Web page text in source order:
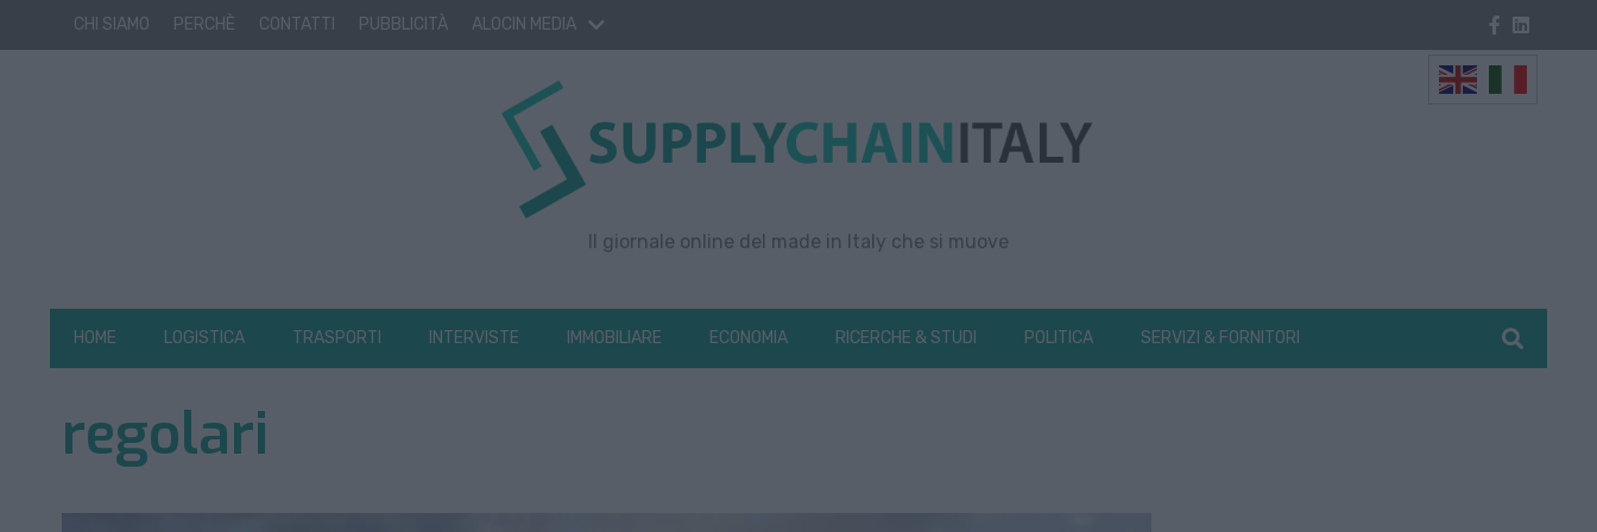
CHI SIAMO PERCHÈ CONTATTI PUBBLICITÀ ALOCIN MEDIA
Il giornale online del made in Italy che si muove
HOME LOGISTICA TRASPORTI INTERVISTE IMMOBILIARE ECONOMIA RICERCHE & STUDI POLITICA SERVIZI & FORNITORI
regolari